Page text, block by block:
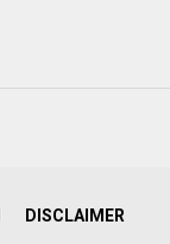
DISCLAIMER